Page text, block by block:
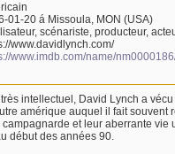
01-20 á Missoula, MON (USA)
scénariste, producteur,
www.davidlynch.com/
www.imdb.com/name/
intellectuel, David Lynch a
amérique auquel il fait souvent
et leur aberrante vie
début des années 90.